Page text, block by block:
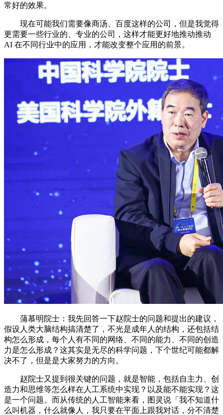
常好的效果。
现在可能我们需要像商汤、百度这样的公司，但是我觉得
更需要一些行业的、专业的公司，这样才能更好地推动推动
AI 在不同行业中的应用，才能改变整个应用的前景。
蒲慕明院士：我先回答一下赵院士的问题和提出的建议，
假设人类大脑结构搞清楚了，不光是成年人的结构，还包括结
构怎么形成，每个人有不同的网络、不同的能力、不同的创造
力是怎么形成？这其实是无尽的科学问题，下个世纪可能都解
决不了，但是是大家努力的方向。
赵院士又提到很关键的问题，就是智能，包括自主力、创
造力和思维等怎么样在人工系统中实现？以及能不能实现？这
是一个问题。而从传统的人工智能来看，图灵说「我不知道什
么叫机器，什么就像人，我只要在平面上跟我对话，分不清楚